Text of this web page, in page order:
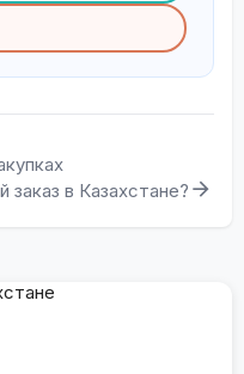
заказ в Казахстане?